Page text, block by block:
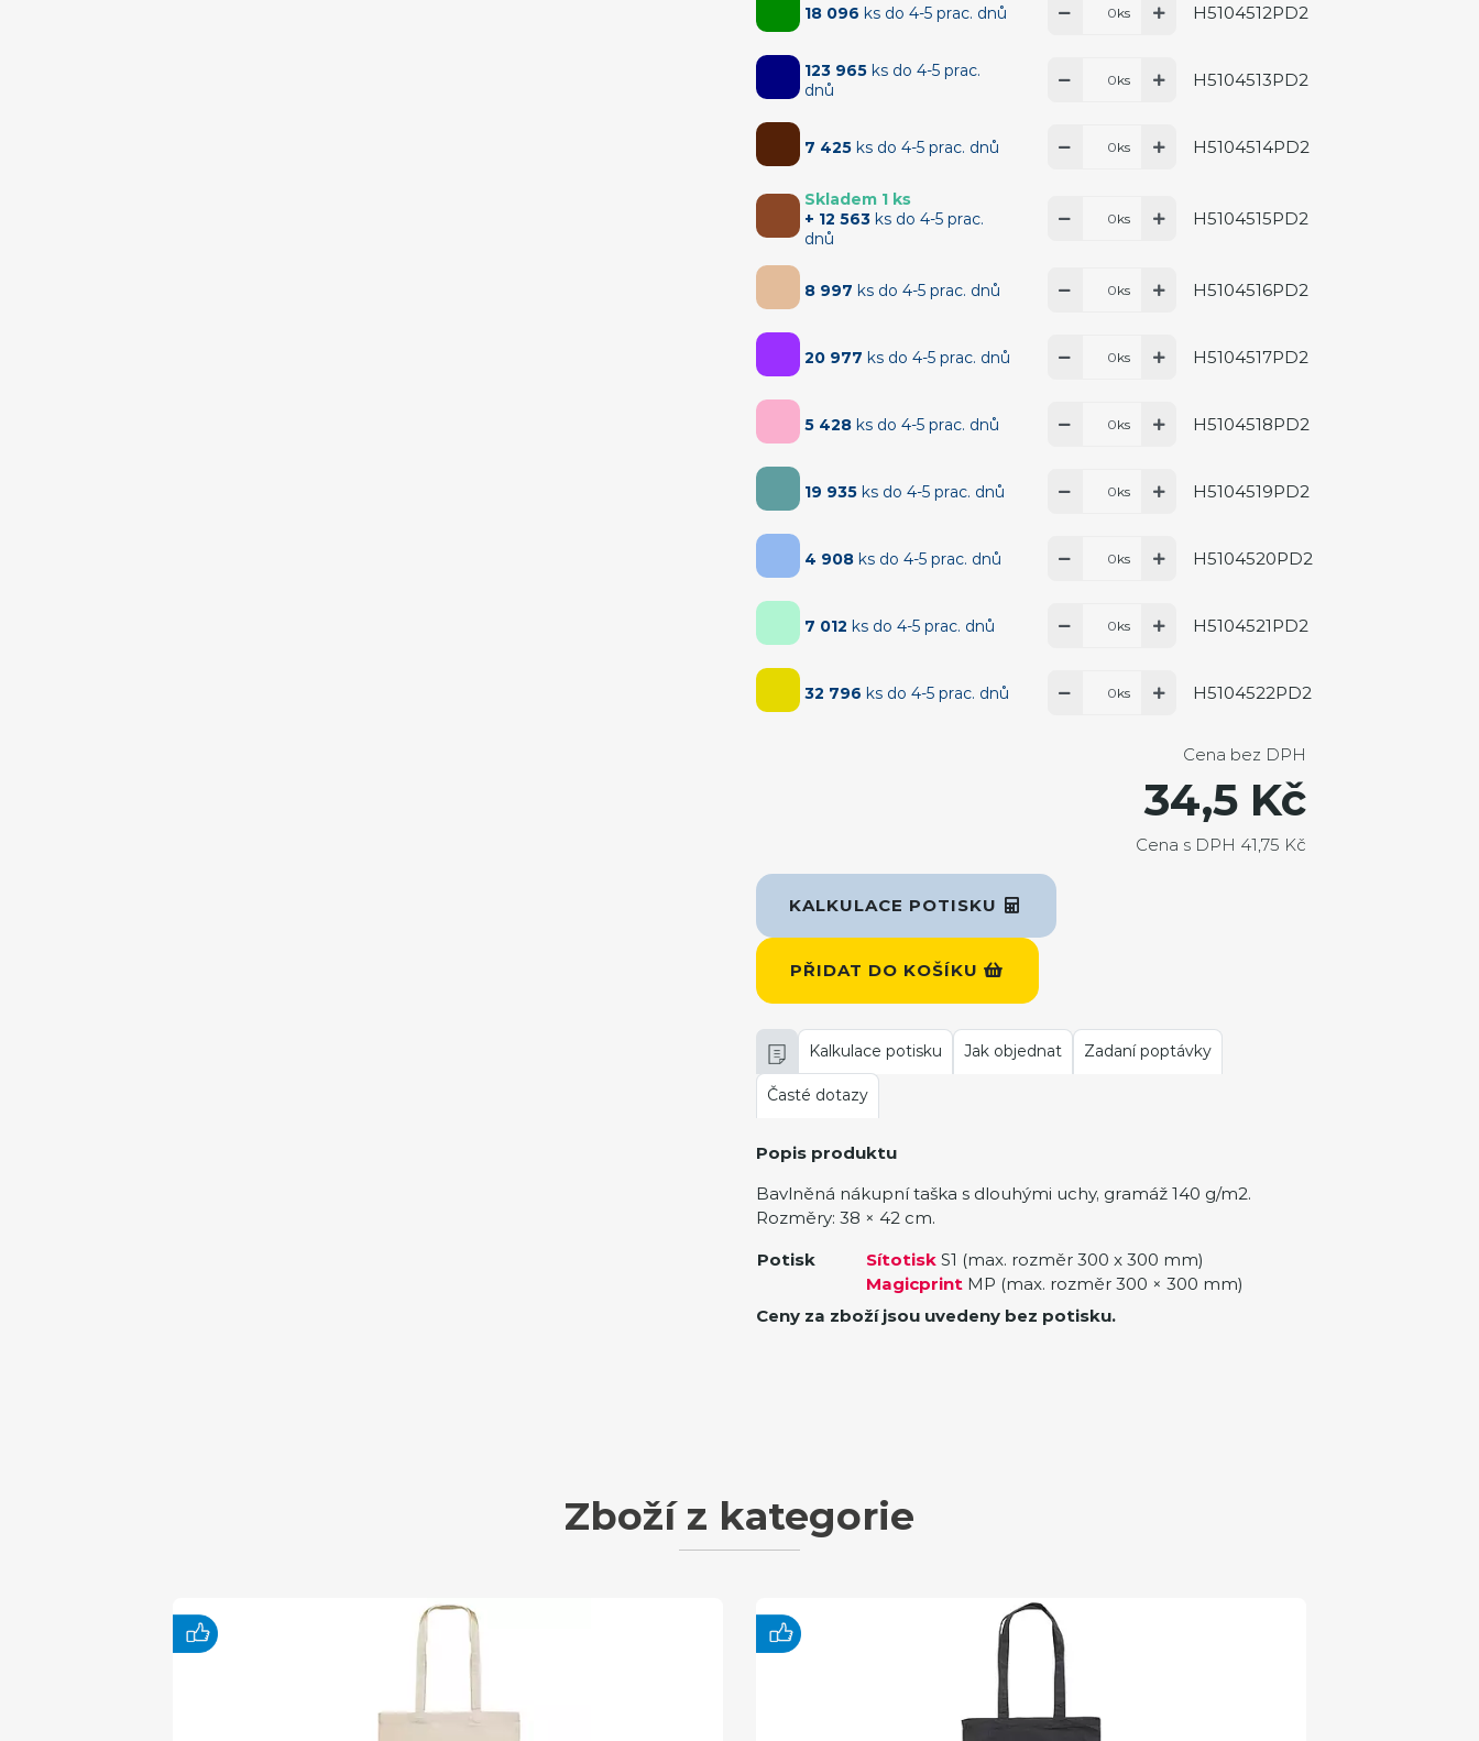
18 096 ks do 4-5 prac. dnů ks H5104512PD2
123 965 ks do 4-5 prac.
dnů
ks H5104513PD2
7 425 ks do 4-5 prac. dnů ks H5104514PD2
Skladem 1 ks
+ 12 563 ks do 4-5 prac.
dnů
ks H5104515PD2
8 997 ks do 4-5 prac. dnů ks H5104516PD2
20 977 ks do 4-5 prac. dnů ks H5104517PD2
5 428 ks do 4-5 prac. dnů ks H5104518PD2
19 935 ks do 4-5 prac. dnů ks H5104519PD2
4 908 ks do 4-5 prac. dnů ks H5104520PD2
7 012 ks do 4-5 prac. dnů ks H5104521PD2
32 796 ks do 4-5 prac. dnů ks H5104522PD2
KALKULACE POTISKU
PŘIDAT DO KOŠÍKU
Cena bez DPH
34,5 Kč
Cena s DPH 41,75 Kč
Kalkulace potisku Jak objednat Zadaní poptávky
Časté dotazy
Popis produktu
Bavlněná nákupní taška s dlouhými uchy, gramáž 140 g/m2.
Rozměry: 38 × 42 cm.
Potisk
Sítotisk S1 (max. rozměr 300 x 300 mm)
Magicprint MP (max. rozměr 300 × 300 mm)
Ceny za zboží jsou uvedeny bez potisku.
Zboží z kategorie